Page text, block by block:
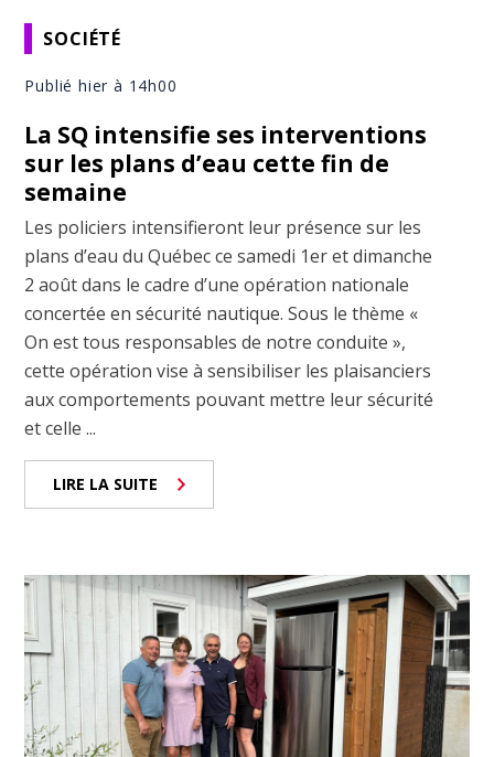
SOCIÉTÉ
Publié hier à 14h00
La SQ intensifie ses interventions
sur les plans d’eau cette fin de
semaine
Les policiers intensifieront leur présence sur les
plans d’eau du Québec ce samedi 1er et dimanche
2 août dans le cadre d’une opération nationale
concertée en sécurité nautique. Sous le thème «
On est tous responsables de notre conduite »,
cette opération vise à sensibiliser les plaisanciers
aux comportements pouvant mettre leur sécurité
et celle ...
LIRE LA SUITE